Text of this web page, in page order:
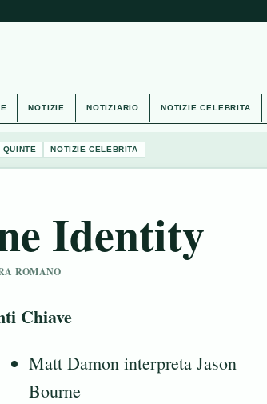
NOTIZIE NOTIZIARIO NOTIZIE CELEBRITA
QUINTE NOTIZIE CELEBRITA
Identity
ROMANO
Chiave
Matt Damon interpreta Jason
Bourne